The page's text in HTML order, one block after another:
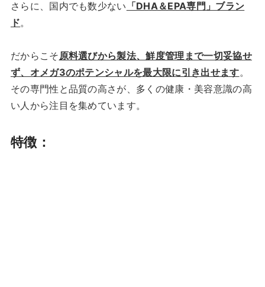
さらに、国内でも数少ない 「DHA＆EPA専門」ブラン
ド。
だからこそ原料選びから製法、鮮度管理まで一切妥協せ
ず、オメガ3のポテンシャルを最大限に引き出せます。
その専門性と品質の高さが、多くの健康・美容意識の高
い人から注目を集めています。
特徴：